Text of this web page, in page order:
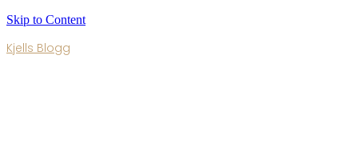
Skip to Content
Kjells Blogg